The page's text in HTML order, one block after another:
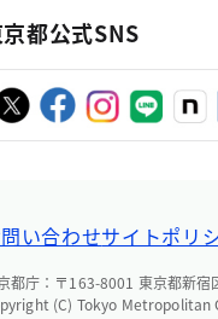
都公式SNS
い合わせサイトポリ
都庁：〒163-8001 東京都新宿
(C) Tokyo Metropolitan